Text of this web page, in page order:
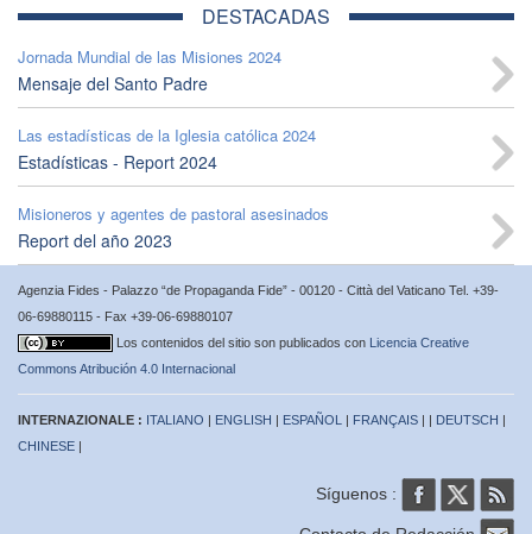
DESTACADAS
Jornada Mundial de las Misiones 2024
Mensaje del Santo Padre
Las estadísticas de la Iglesia católica 2024
Estadísticas - Report 2024
Misioneros y agentes de pastoral asesinados
Report del año 2023
Agenzia Fides - Palazzo “de Propaganda Fide” - 00120 - Città del Vaticano Tel. +39-
06-69880115 - Fax +39-06-69880107
Los contenidos del sitio son publicados con Licencia Creative
Commons Atribución 4.0 Internacional
INTERNAZIONALE : ITALIANO | ENGLISH | ESPAÑOL | FRANÇAIS | | DEUTSCH |
CHINESE |
Síguenos :